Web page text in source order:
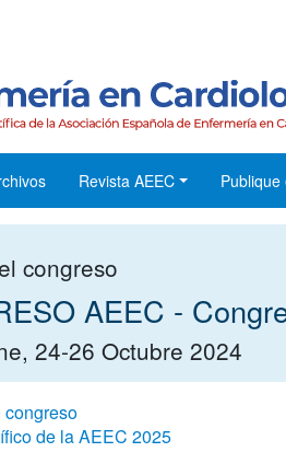
Revista AEEC
congreso
AEEC -
24-26 Octubre 2024
de la AEEC 2025